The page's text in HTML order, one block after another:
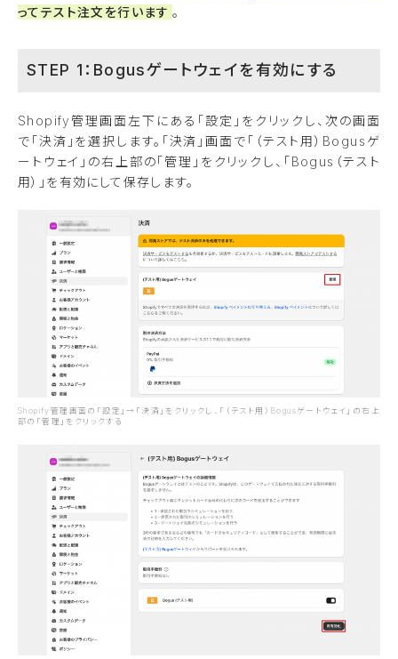
ってテスト注文を行います 。
STEP 1：Bogusゲートウェイを有効にする
Shopify管理画面左下にある「設定」をクリックし、次の画面
で「決済」を選択します。「決済」画面で「（テスト用）Bogusゲ
ートウェイ」の右上部の「管理」をクリックし、「Bogus（テスト
用）」を有効にして保存します。
Shopify管理画面の「設定」→「決済」をクリックし、「（テスト用）Bogusゲートウェイ」の右上
部の「管理」をクリックする